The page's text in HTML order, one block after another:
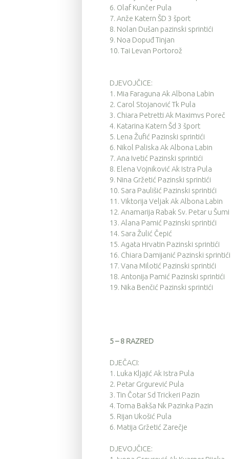
6. Olaf Kunčer Pula
7. Anže Katern ŠD 3 šport
8. Nolan Dušan pazinski sprintići
9. Noa Dopuđ Tinjan
10. Tai Levan Portorož
DJEVOJČICE:
1. Mia Faraguna Ak Albona Labin
2. Carol Stojanović Tk Pula
3. Chiara Petretti Ak Maximvs Poreč
4. Katarina Katern Šd 3 šport
5. Lena Žufić Pazinski sprintići
6. Nikol Paliska Ak Albona Labin
7. Ana Ivetić Pazinski sprintići
8. Elena Vojniković Ak Istra Pula
9. Nina Gržetić Pazinski sprintići
10. Sara Paulišić Pazinski sprintići
11. Viktorija Veljak Ak Albona Labin
12. Anamarija Rabak Sv. Petar u Šumi
13. Alana Pamić Pazinski sprintići
14. Sara Žulić Čepić
15. Agata Hrvatin Pazinski sprintići
16. Chiara Damijanić Pazinski sprintići
17. Vana Milotić Pazinski sprintići
18. Antonija Pamić Pazinski sprintići
19. Nika Benčić Pazinski sprintići
5 – 8 RAZRED
DJEČACI:
1. Luka Kljajić Ak Istra Pula
2. Petar Grgurević Pula
3. Tin Čotar Sd Trickeri Pazin
4. Toma Bakša Nk Pazinka Pazin
5. Rijan Ukošić Pula
6. Matija Gržetić Zarečje
DJEVOJČICE: